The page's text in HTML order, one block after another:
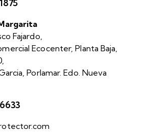
Fajardo,
Ecocenter, Planta Baja,
Porlamar. Edo. Nueva